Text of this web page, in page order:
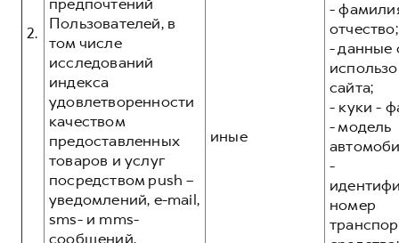
2.
Пользователей, в
том числе
исследований
индекса
удовлетворенности
качеством
предоставленных
товаров и услуг
посредством push –
уведомлений, e-mail,
sms- и mms-
сообщений,
иные
-
отчество;
- данные
сайта;
- куки -
- модель
-
номер